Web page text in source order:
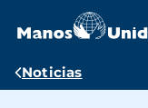
contenido
Ruta
Noticias